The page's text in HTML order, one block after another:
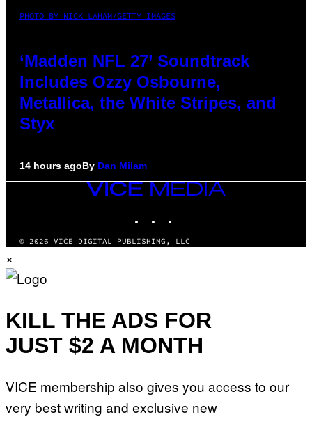
PHOTO BY NICK LAHAM/GETTY IMAGES
‘Madden NFL 27’ Soundtrack
Includes Ozzy Osbourne,
Metallica, the White Stripes, and
Styx
14 hours agoBy Dan Milam
VICE
MEDIA
© 2026 VICE DIGITAL PUBLISHING, LLC
×
KILL THE ADS FOR
JUST $2 A MONTH
VICE membership also gives you access to our
very best writing and exclusive new